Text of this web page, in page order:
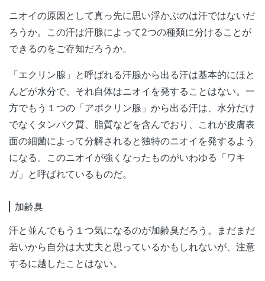
ニオイの原因として真っ先に思い浮かぶのは汗ではないだ
ろうか。この汗は汗腺によって2つの種類に分けることが
できるのをご存知だろうか。
「エクリン腺」と呼ばれる汗腺から出る汗は基本的にほと
んどが水分で、それ自体はニオイを発することはない。一
方でもう１つの「アポクリン腺」から出る汗は、水分だけ
でなくタンパク質、脂質などを含んでおり、これが皮膚表
面の細菌によって分解されると独特のニオイを発するよう
になる。このニオイが強くなったものがいわゆる「ワキ
ガ」と呼ばれているものだ。
加齢臭
汗と並んでもう１つ気になるのが加齢臭だろう。まだまだ
若いから自分は大丈夫と思っているかもしれないが、注意
するに越したことはない。